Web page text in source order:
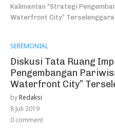
Kalimantan “Strategi
Waterfront City”
SEREMONIAL
Diskusi Tata Ruang
Pengembangan
Waterfront City”
byRedaksi
8 Juli 2019
0 comment